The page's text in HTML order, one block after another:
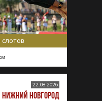
22.08.2026
НИЖНИЙ НОВГОРОД